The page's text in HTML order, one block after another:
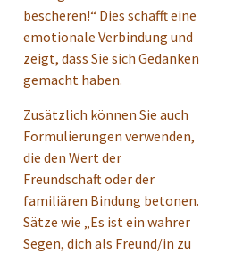
bescheren!“ Dies schafft eine
emotionale Verbindung und
zeigt, dass Sie sich Gedanken
gemacht haben.
Zusätzlich können Sie auch
Formulierungen verwenden,
die den Wert der
Freundschaft oder der
familiären Bindung betonen.
Sätze wie „Es ist ein wahrer
Segen, dich als Freund/in zu